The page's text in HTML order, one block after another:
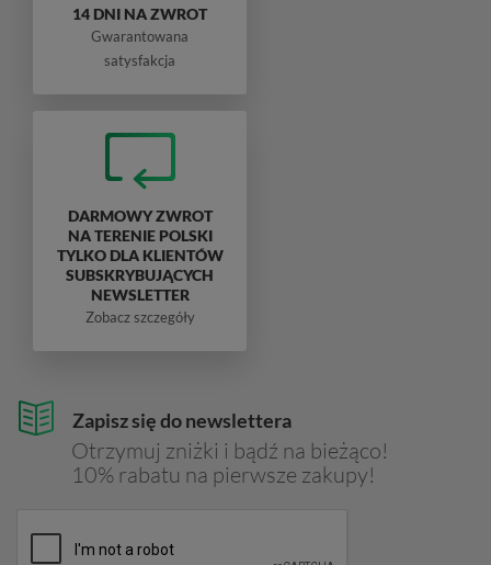
Zapisz się do newslettera
Otrzymuj zniżki i bądź na bieżąco!
10% rabatu na pierwsze zakupy!
14 DNI NA ZWROT
Gwarantowana
satysfakcja
DARMOWY ZWROT
NA TERENIE POLSKI
TYLKO DLA KLIENTÓW
SUBSKRYBUJĄCYCH
NEWSLETTER
Zobacz szczegóły